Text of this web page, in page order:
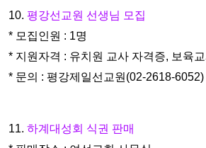
10. 평강선교원 선생님 모집
* 모집인원 : 1명
* 지원자격 : 유치원 교사 자격증, 보육
* 문의 : 평강제일선교원(02-2618-6052)
11. 하계대성회 식권 판매